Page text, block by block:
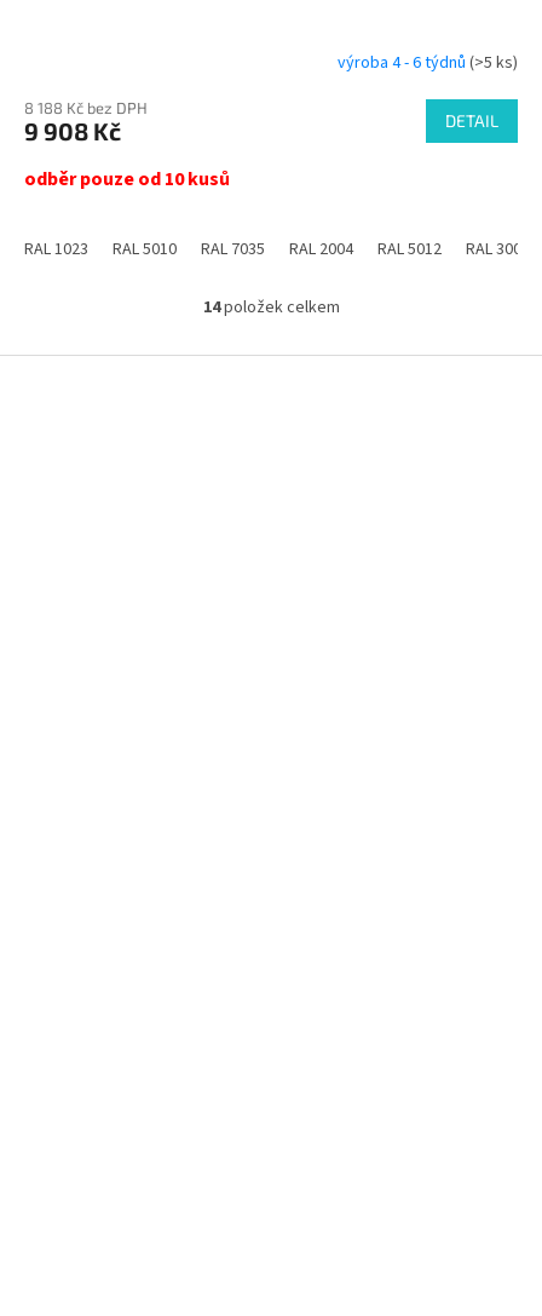
výroba 4 - 6 týdnů (>5 ks)
8 188 Kč bez DPH
9 908 Kč DETAIL
odběr pouze od 10 kusů
RAL 1023 RAL 5010 RAL 7035 RAL 2004 RAL 5012 RAL 3000
O
l
14položek celkem